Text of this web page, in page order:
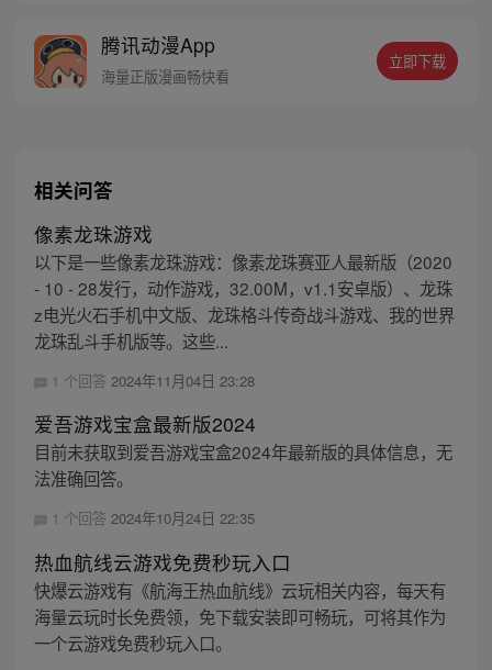
腾讯动漫App
海量正版漫画畅快看
立即下载
相关问答
像素龙珠游戏
以下是一些像素龙珠游戏：像素龙珠赛亚人最新版（2020
- 10 - 28发行，动作游戏，32.00M，v1.1安卓版）、龙珠
z电光火石手机中文版、龙珠格斗传奇战斗游戏、我的世界
龙珠乱斗手机版等。这些...
1 个回答 2024年11月04日 23:28
爱吾游戏宝盒最新版2024
目前未获取到爱吾游戏宝盒2024年最新版的具体信息，无
法准确回答。
1 个回答 2024年10月24日 22:35
热血航线云游戏免费秒玩入口
快爆云游戏有《航海王热血航线》云玩相关内容，每天有
海量云玩时长免费领，免下载安装即可畅玩，可将其作为
一个云游戏免费秒玩入口。